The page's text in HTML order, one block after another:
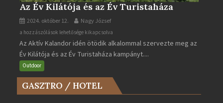
Az Év Kilátója és az Év Turistaháza
2024. október 12. Nagy József
Az
Év
Kilátója
és
Év
Turistaháza
a hozzászólások lehetősége kikapcsolva
Az Aktív Kalandor idén ötödik alkalommal szervezte meg az
Év Kilátója és az Év Turistaháza kampányt....
Outdoor
GASZTRO / HOTEL